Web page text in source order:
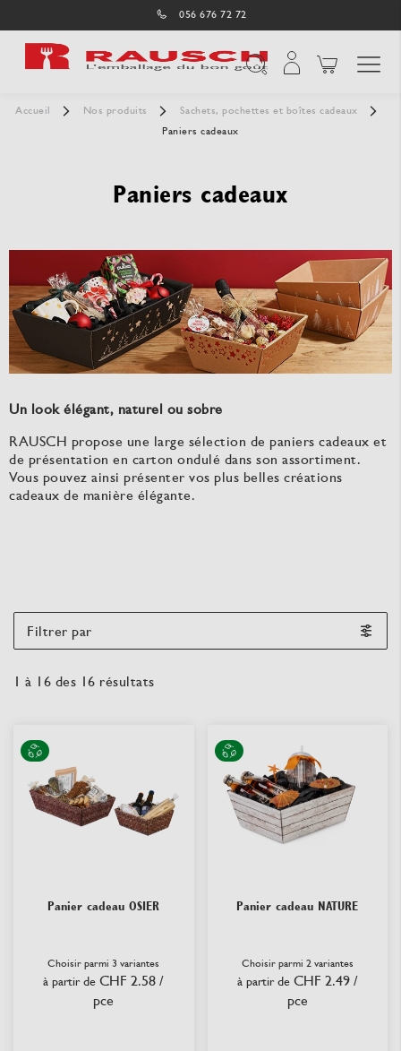
056 676 72 72
Accueil Nos produits
Sachets, pochettes et boîtes cadeaux
Paniers cadeaux
Paniers cadeaux
Un look élégant, naturel ou sobre
RAUSCH propose une large sélection de paniers cadeaux et
de présentation en carton ondulé dans son assortiment.
Vous pouvez ainsi présenter vos plus belles créations
cadeaux de manière élégante.
1 à 16 des 16 résultats
Panier cadeau OSIER
Choisir parmi 3 variantes
à partir de CHF 2.58 /
pce
Panier cadeau NATURE
Choisir parmi 2 variantes
à partir de CHF 2.49 /
pce
Filtrer par